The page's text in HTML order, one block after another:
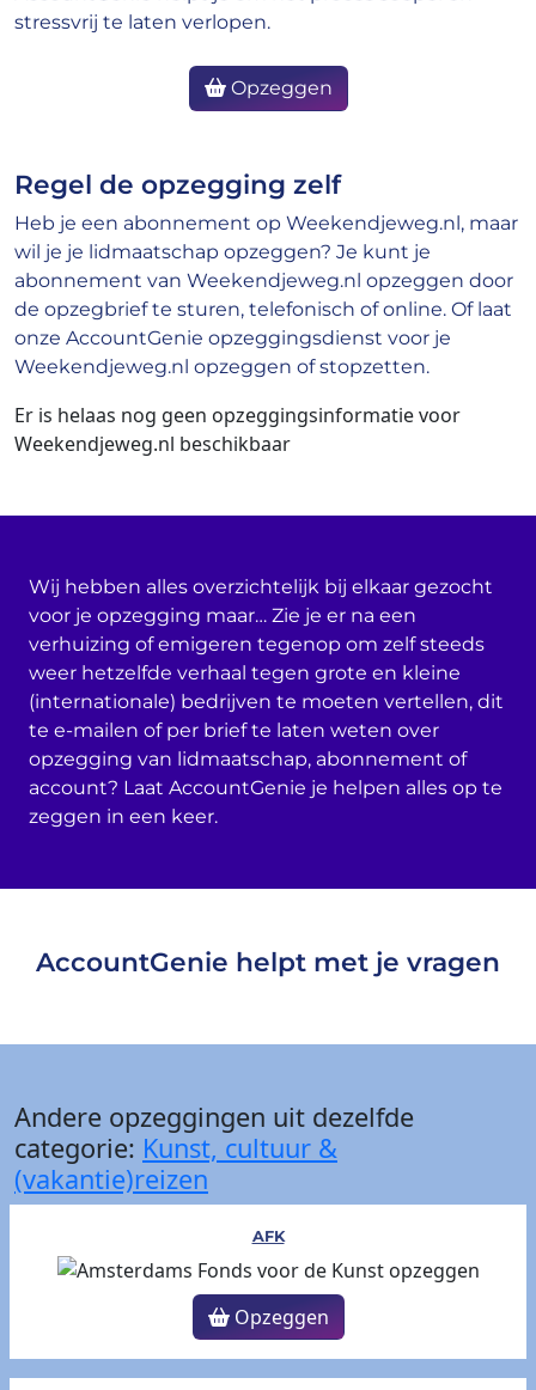
stressvrij te laten verlopen.
Opzeggen
Regel de opzegging zelf
Heb je een abonnement op Weekendjeweg.nl, maar
wil je je lidmaatschap opzeggen? Je kunt je
abonnement van Weekendjeweg.nl opzeggen door
de opzegbrief te sturen, telefonisch of online. Of laat
onze AccountGenie opzeggingsdienst voor je
Weekendjeweg.nl opzeggen of stopzetten.
Er is helaas nog geen opzeggingsinformatie voor
Weekendjeweg.nl beschikbaar
Wij hebben alles overzichtelijk bij elkaar gezocht
voor je opzegging maar… Zie je er na een
verhuizing of emigeren tegenop om zelf steeds
weer hetzelfde verhaal tegen grote en kleine
(internationale) bedrijven te moeten vertellen, dit
te e-mailen of per brief te laten weten over
opzegging van lidmaatschap, abonnement of
account? Laat AccountGenie je helpen alles op te
zeggen in een keer.
AccountGenie helpt met je vragen
Andere opzeggingen uit dezelfde
categorie: Kunst, cultuur &
(vakantie)reizen
AFK
Opzeggen